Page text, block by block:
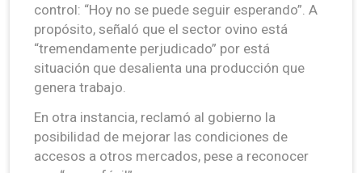
control: “Hoy no se puede seguir esperando”. A
propósito, señaló que el sector ovino está
“tremendamente perjudicado” por está
situación que desalienta una producción que
genera trabajo.
En otra instancia, reclamó al gobierno la
posibilidad de mejorar las condiciones de
accesos a otros mercados, pese a reconocer